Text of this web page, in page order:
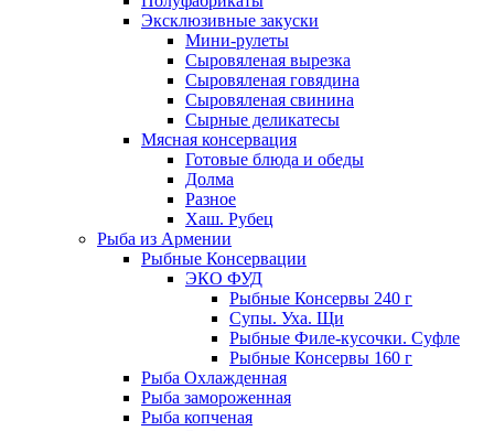
Эксклюзивные закуски
Мини-рулеты
Сыровяленая вырезка
Сыровяленая говядина
Сыровяленая свинина
Сырные деликатесы
Мясная консервация
Готовые блюда и обеды
Долма
Разное
Хаш. Рубец
Рыба из Армении
Рыбные Консервации
ЭКО ФУД
Рыбные Консервы 240 г
Супы. Уха. Щи
Рыбные Филе-кусочки. Суфле
Рыбные Консервы 160 г
Рыба Охлажденная
Рыба замороженная
Рыба копченая